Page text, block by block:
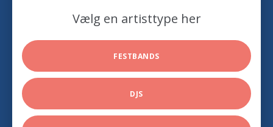
Vælg en artisttype her
FESTBANDS
DJS